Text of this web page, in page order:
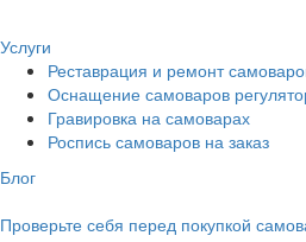
Услуги
Реставрация и ремонт
Оснащение самоваров
Гравировка на самоварах
Роспись самоваров на заказ
Блог
Проверьте себя перед покупкой